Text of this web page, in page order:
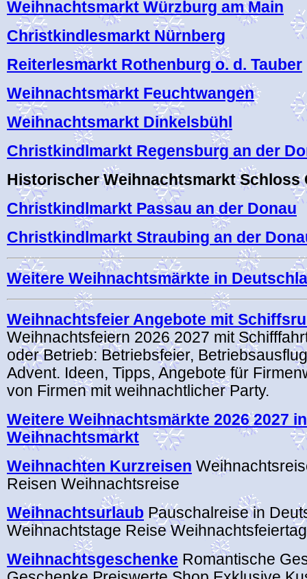
Weihnachtsmarkt Würzburg am Main
Christkindlesmarkt Nürnberg
Reiterlesmarkt Rothenburg o. d. Tauber
Weihnachtsmarkt Feuchtwangen
Weihnachtsmarkt Dinkelsbühl
Christkindlmarkt Regensburg an der
Historischer Weihnachtsmarkt Schloss
Christkindlmarkt Passau an der Donau
Christkindlmarkt Straubing an der
Weitere Weihnachtsmärkte in
Weihnachtsfeier Angebote mit
Weihnachtsfeiern 2026 2027 mit
oder Betrieb: Betriebsfeier,
Advent. Ideen, Tipps, Angebote für
von Firmen mit weihnachtlicher Party.
Weitere Weihnachtsmärkte 2026 2027
Weihnachtsmarkt
Weihnachten Kurzreisen
Reisen Weihnachtsreise
Weihnachtsurlaub Pauschalreise in
Weihnachtstage Reise
Weihnachtsgeschenke Romantische